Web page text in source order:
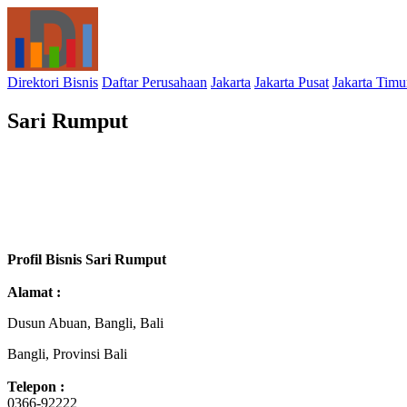
Direktori Bisnis Daftar Perusahaan Jakarta Jakarta Pusat Jakarta
Sari Rumput
Profil Bisnis Sari Rumput
Alamat :
Dusun Abuan, Bangli, Bali
Bangli, Provinsi Bali
Telepon :
0366-92222